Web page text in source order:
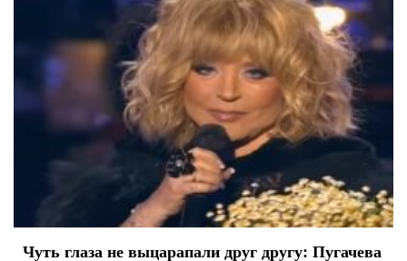
Чуть глаза не выцарапали друг другу: Пугачева